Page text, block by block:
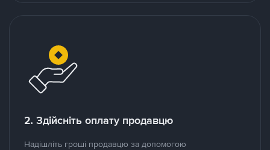
2. Здійсніть оплату продавцю
Надішліть гроші продавцю за допомогою